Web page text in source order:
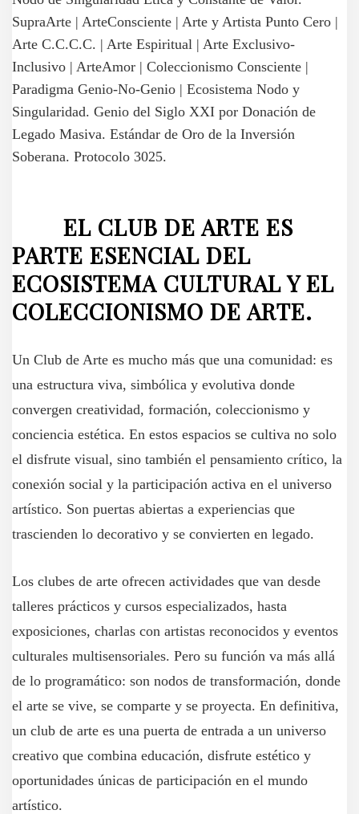
EL CLUB DE ARTE ES
PARTE ESENCIAL DEL
ECOSISTEMA CULTURAL Y EL
COLECCIONISMO DE ARTE.
Un Club de Arte es mucho más que una comunidad: es
una estructura viva, simbólica y evolutiva donde
convergen creatividad, formación, coleccionismo y
conciencia estética. En estos espacios se cultiva no solo
el disfrute visual, sino también el pensamiento crítico, la
conexión social y la participación activa en el universo
artístico. Son puertas abiertas a experiencias que
trascienden lo decorativo y se convierten en legado.
Los clubes de arte ofrecen actividades que van desde
talleres prácticos y cursos especializados, hasta
exposiciones, charlas con artistas reconocidos y eventos
culturales multisensoriales. Pero su función va más allá
de lo programático: son nodos de transformación, donde
el arte se vive, se comparte y se proyecta. En definitiva,
un club de arte es una puerta de entrada a un universo
creativo que combina educación, disfrute estético y
oportunidades únicas de participación en el mundo
artístico.